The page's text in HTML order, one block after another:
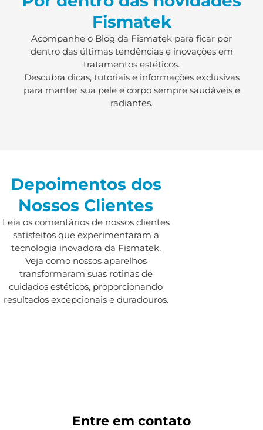
Fismatek
Acompanhe o Blog da Fismatek para ficar por
dentro das últimas tendências e inovações em
tratamentos estéticos.
Descubra dicas, tutoriais e informações exclusivas
para manter sua pele e corpo sempre saudáveis e
radiantes.
Depoimentos dos
Nossos Clientes
Leia os comentários de nossos clientes
satisfeitos que experimentaram a
tecnologia inovadora da Fismatek.
Veja como nossos aparelhos
transformaram suas rotinas de
cuidados estéticos, proporcionando
resultados excepcionais e duradouros.
Entre em contato